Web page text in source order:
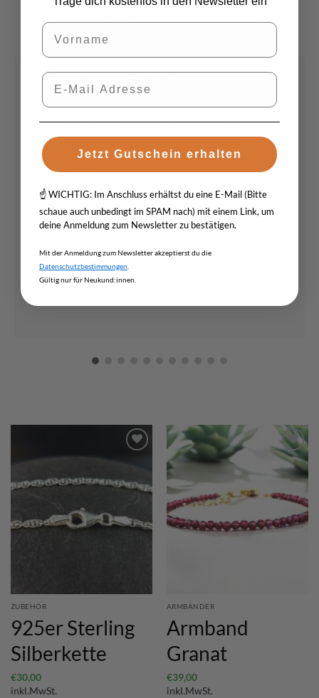
SV
über Google
Ich habe bei Tollwood ein Spa-Peeling in
natürlicher Qualität gekauft. Es ist ein
wunderbares Produkt und bester Service.
Danke schön!
ZUBEHÖR
925er Sterling
Silberkette
€30,00
inkl.MwSt.
ARMBÄNDER
Armband
Granat
€39,00
inkl.MwSt.
Vorname
E-Mail
Jetzt Gutschein erhalten
☝️ WICHTIG: Im Anschluss erhältst du eine E-Mail (Bitte
schaue auch unbedingt im SPAM nach) mit einem Link, um
deine Anmeldung zum Newsletter zu bestätigen.
Mit der Anmeldung zum Newsletter akzeptierst du die
Datenschutzbestimmungen
Gültig nur für Neukund:innen.